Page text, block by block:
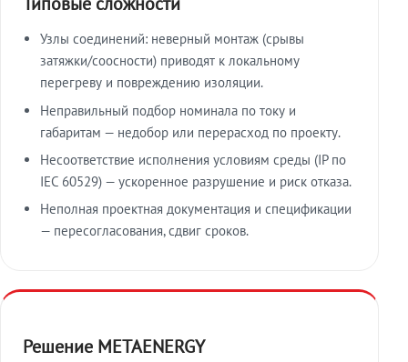
Узлы соединений: неверный монтаж (срывы
затяжки/соосности) приводят к локальному
перегреву и повреждению изоляции.
Неправильный подбор номинала по току и
габаритам — недобор или перерасход по проекту.
Несоответствие исполнения условиям среды (IP по
IEC 60529) — ускоренное разрушение и риск отказа.
Неполная проектная документация и спецификации
— пересогласования, сдвиг сроков.
Решение METAENERGY